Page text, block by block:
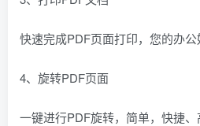
快速完成PDF页面打印，您的办
4、旋转PDF页面
一键进行PDF旋转，简单，快捷